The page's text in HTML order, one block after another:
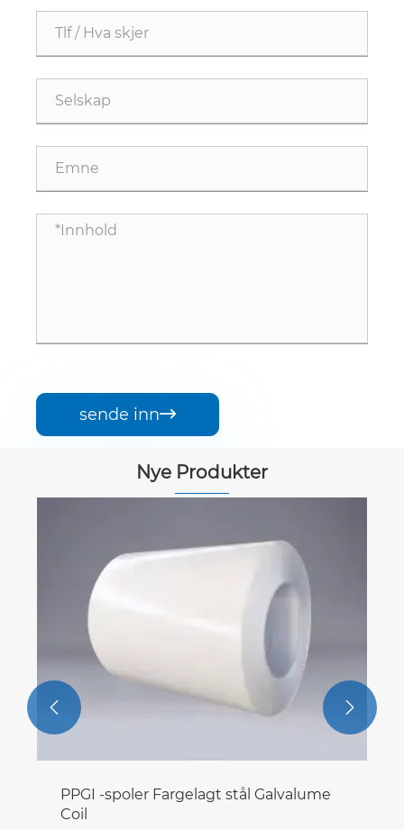
sende inn
Nye Produkter
PPGI -spoler Fargelagt stål Galvalume
Coil
 